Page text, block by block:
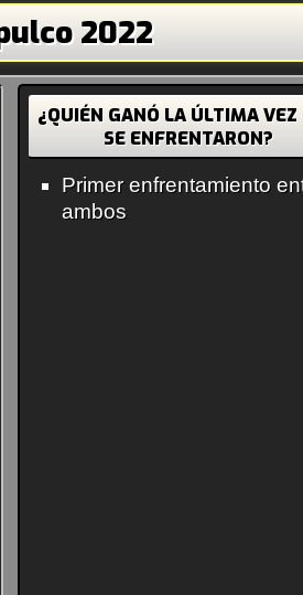
2022
¿QUIÉN GANÓ LA ÚLTIMA VEZ
SE ENFRENTARON?
Primer enfrentamiento
ambos